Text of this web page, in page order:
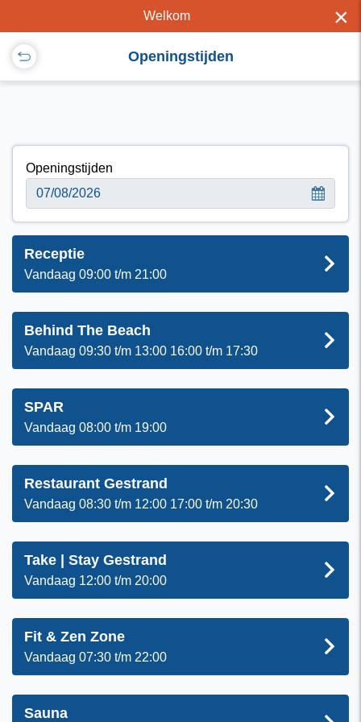
Welkom ×
Openingstijden
Openingstijden
Receptie
Vandaag 09:00 t/m 21:00
Behind The Beach
Vandaag 09:30 t/m 13:00 16:00 t/m 17:30
SPAR
Vandaag 08:00 t/m 19:00
Restaurant Gestrand
Vandaag 08:30 t/m 12:00 17:00 t/m 20:30
Take | Stay Gestrand
Vandaag 12:00 t/m 20:00
Fit & Zen Zone
Vandaag 07:30 t/m 22:00
Sauna